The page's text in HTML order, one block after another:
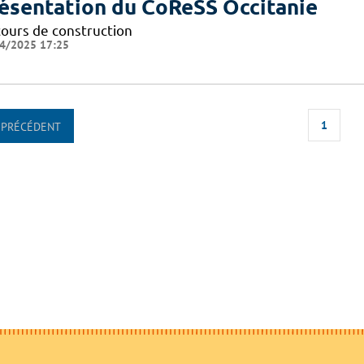
du CoReSS Occitanie
de construction
2025 17:25
1